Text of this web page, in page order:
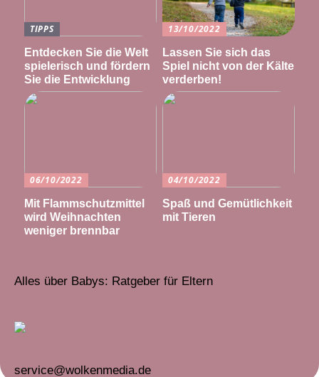
TIPPS
Entdecken Sie die Welt
spielerisch und fördern
Sie die Entwicklung
13/10/2022
Lassen Sie sich das
Spiel nicht von der Kälte
verderben!
06/10/2022
Mit Flammschutzmittel
wird Weihnachten
weniger brennbar
04/10/2022
Spaß und Gemütlichkeit
mit Tieren
Alles über Babys: Ratgeber für Eltern
service@wolkenmedia.de